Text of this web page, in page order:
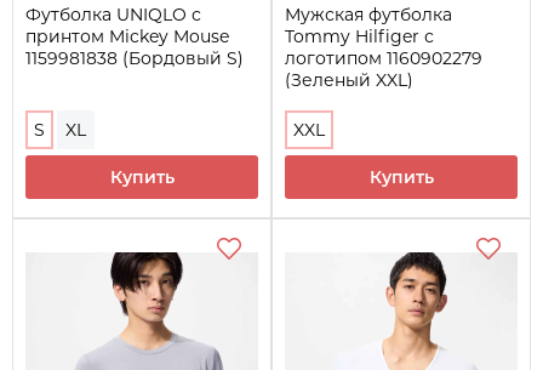
Футболка UNIQLO с
принтом Mickey Mouse
1159981838 (Бордовый S)
S XL
Купить
Мужская футболка
Tommy Hilfiger с
логотипом 1160902279
(Зеленый XXL)
XXL
Купить